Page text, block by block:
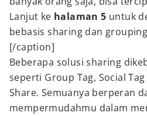
Lanjut ke halaman 5 untuk
bebasis sharing dan
[/caption]
Beberapa solusi sharing
seperti Group Tag, Social
Share. Semuanya berperan
mempermudahmu dalam